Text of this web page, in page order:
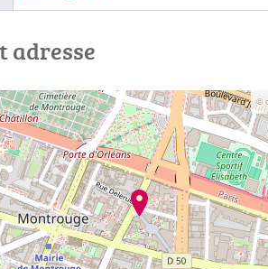
adresse
©